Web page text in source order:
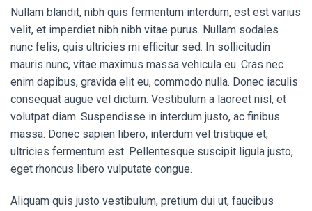
Nullam blandit, nibh quis fermentum interdum, est est varius
velit, et imperdiet nibh nibh vitae purus. Nullam sodales
nunc felis, quis ultricies mi efficitur sed. In sollicitudin
mauris nunc, vitae maximus massa vehicula eu. Cras nec
enim dapibus, gravida elit eu, commodo nulla. Donec iaculis
consequat augue vel dictum. Vestibulum a laoreet nisl, et
volutpat diam. Suspendisse in interdum justo, ac finibus
massa. Donec sapien libero, interdum vel tristique et,
ultricies fermentum est. Pellentesque suscipit ligula justo,
eget rhoncus libero vulputate congue.
Aliquam quis justo vestibulum, pretium dui ut, faucibus